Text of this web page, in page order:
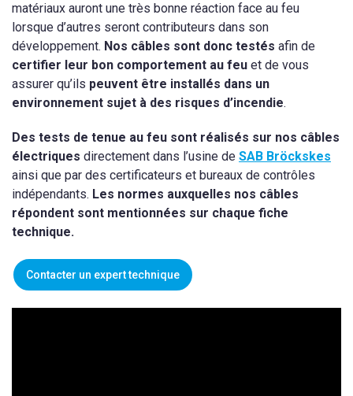
matériaux auront une très bonne réaction face au feu
lorsque d’autres seront contributeurs dans son
développement. Nos câbles sont donc testés afin de
certifier leur bon comportement au feu et de vous
assurer qu’ils peuvent être installés dans un
environnement sujet à des risques d’incendie.
Des tests de tenue au feu sont réalisés sur nos câbles
électriques directement dans l’usine de SAB Bröckskes
ainsi que par des certificateurs et bureaux de contrôles
indépendants. Les normes auxquelles nos câbles
répondent sont mentionnées sur chaque fiche
technique.
Contacter un expert technique